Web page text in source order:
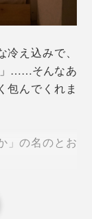
え込みで、
」……そんなあ
包んでくれま
」の名のとお